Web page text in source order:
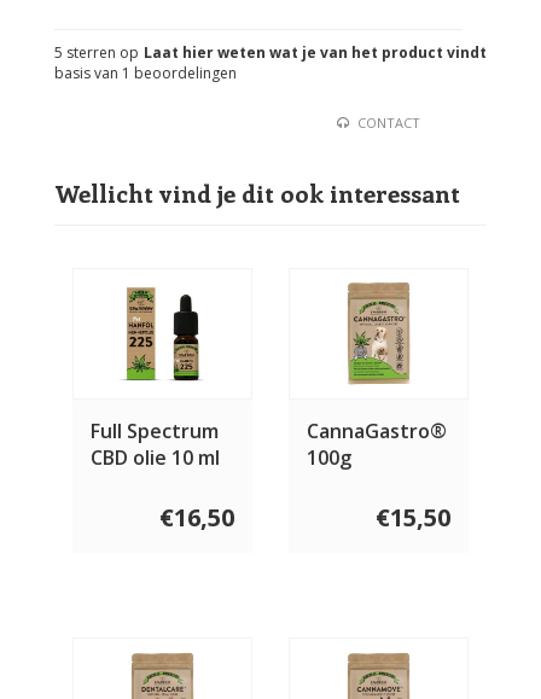
Laat hier weten wat je van het product vindt
5 sterren op
basis van 1 beoordelingen
CONTACT
Wellicht vind je dit ook interessant
Full Spectrum
CBD olie 10 ml
€16,50
CannaGastro®
100g
€15,50